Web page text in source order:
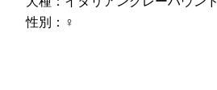
性別：♀